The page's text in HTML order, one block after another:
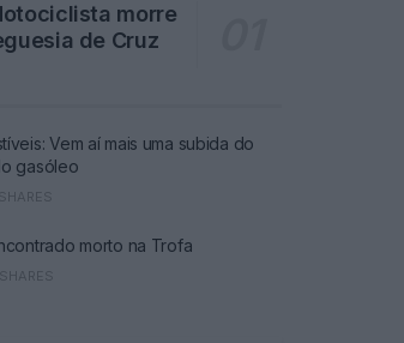
morre
de Cruz
Vem aí mais uma subida do
gasóleo
morto na Trofa